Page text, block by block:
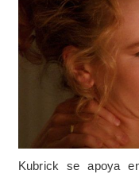
Kubrick se apoya